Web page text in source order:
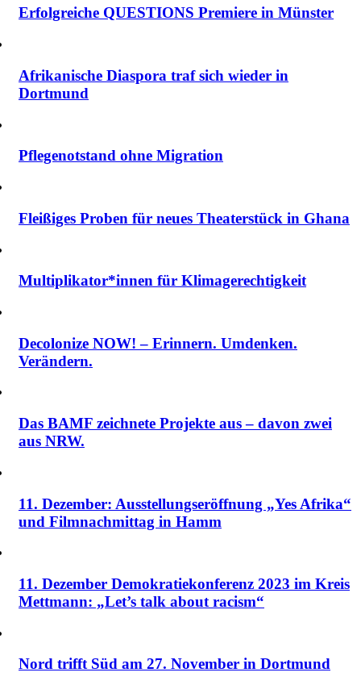
Erfolgreiche QUESTIONS Premiere in Münster
Afrikanische Diaspora traf sich wieder in
Dortmund
Pflegenotstand ohne Migration
Fleißiges Proben für neues Theaterstück in Ghana
Multiplikator*innen für Klimagerechtigkeit
Decolonize NOW! – Erinnern. Umdenken.
Verändern.
Das BAMF zeichnete Projekte aus – davon zwei
aus NRW.
11. Dezember: Ausstellungseröffnung „Yes Afrika“
und Filmnachmittag in Hamm
11. Dezember Demokratiekonferenz 2023 im Kreis
Mettmann: „Let’s talk about racism“
Nord trifft Süd am 27. November in Dortmund